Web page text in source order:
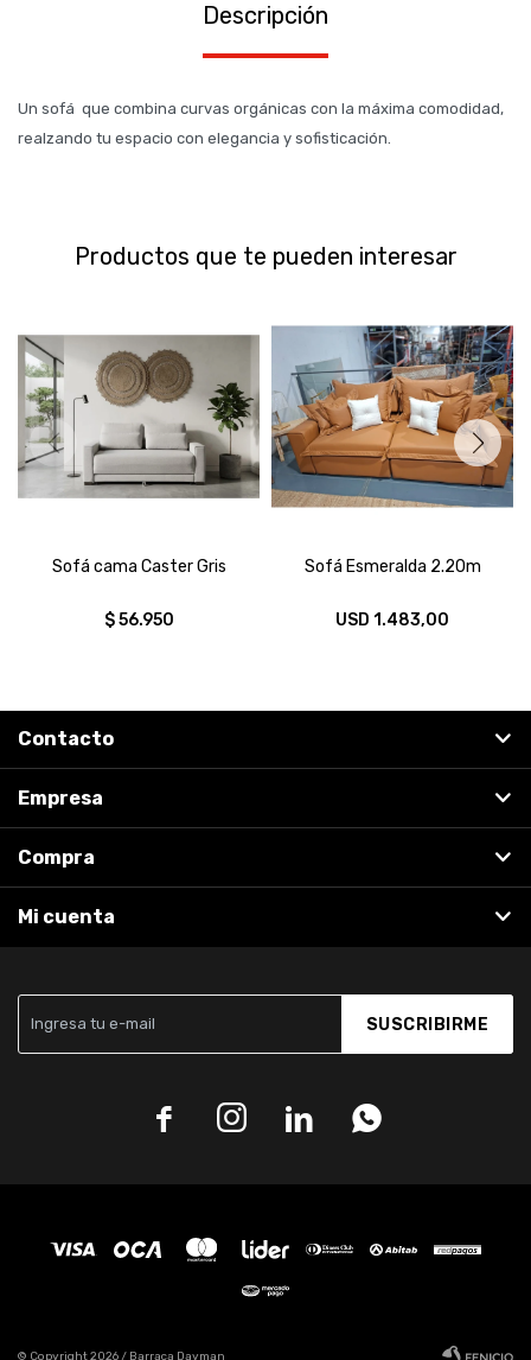
Descripción
Un sofá que combina curvas orgánicas con la máxima comodidad,
realzando tu espacio con elegancia y sofisticación.
Productos que te pueden interesar
Sofá cama Caster Gris
$ 56.950
Sofá Esmeralda 2.20m
USD 1.483,00
SUSCRIBIRME
   
Contacto
Empresa
Compra
Mi cuenta
© Copyright 2026 / Barraca Dayman